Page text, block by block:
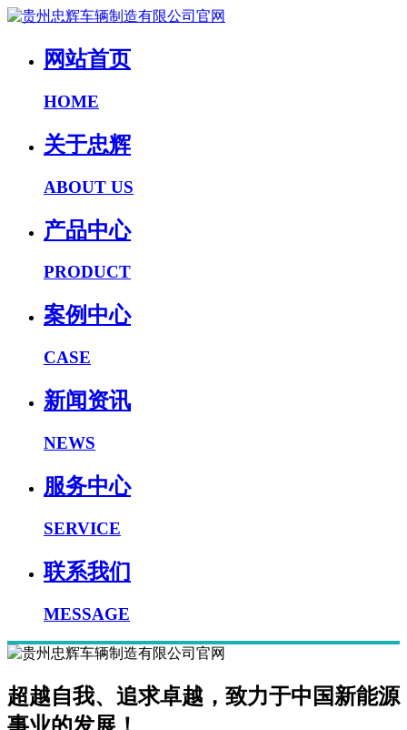
网站首页
HOME
关于忠辉
ABOUT US
产品中心
PRODUCT
案例中心
CASE
新闻资讯
NEWS
服务中心
SERVICE
联系我们
MESSAGE
超越自我、追求卓越，致力于中国新能源